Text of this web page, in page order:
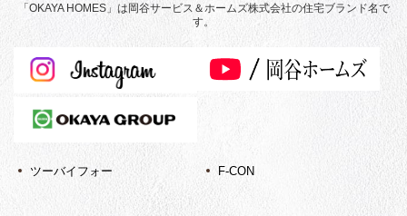
「OKAYA HOMES」は岡谷サービス＆ホームズ株式会社の住宅ブランド名で
す。
ツーバイフォー F-CON